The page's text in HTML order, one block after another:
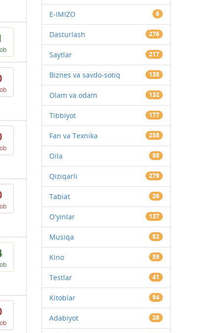
E-IMIZO 6
Dasturlash 276
Saytlar 217
Biznes va savdo-sotiq 138
Olam va odam 132
Tibbiyot 177
Fan va Texnika 258
Oila 88
Qiziqarli 279
Tabiat 26
O'yinlar 137
Musiqa 82
Kino 59
Testlar 41
Kitoblar 94
Adabiyot 26